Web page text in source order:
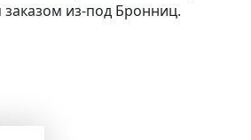
из-под Бронниц.